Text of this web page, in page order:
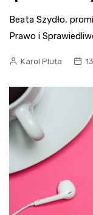
Beata Szydło,
Prawo i
Karol Pluta